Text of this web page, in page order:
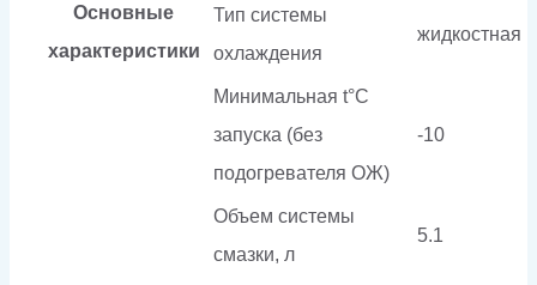
Основные
характеристики
Тип системы
охлаждения
жидкостная
Минимальная t°С
запуска (без
подогревателя ОЖ)
-10
Объем системы
смазки, л
5.1